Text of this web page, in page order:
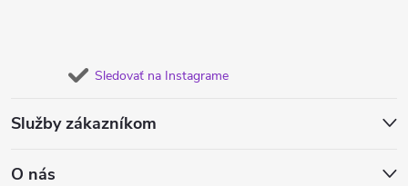
Sledovať na Instagrame
Služby zákazníkom
O nás